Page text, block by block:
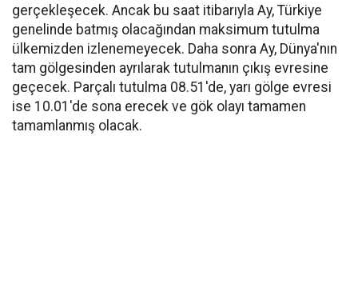
gerçekleşecek. Ancak bu saat itibarıyla Ay, Türkiye
genelinde batmış olacağından maksimum tutulma
ülkemizden izlenemeyecek. Daha sonra Ay, Dünya'nın
tam gölgesinden ayrılarak tutulmanın çıkış evresine
geçecek. Parçalı tutulma 08.51'de, yarı gölge evresi
ise 10.01'de sona erecek ve gök olayı tamamen
tamamlanmış olacak.